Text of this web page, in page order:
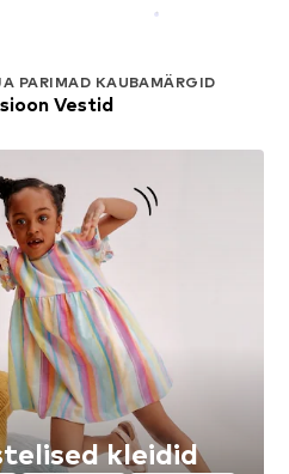
PARIMAD KAUBAMÄRGID
Vestid
kleidid